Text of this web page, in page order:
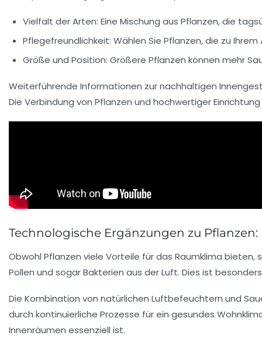
Vielfalt der Arten: Eine Mischung aus Pflanzen, die
Pflegefreundlichkeit: Wählen Sie Pflanzen, die zu
Größe und Position: Größere Pflanzen können mehr
Weiterführende Informationen zur nachhaltigen
Die Verbindung von Pflanzen und hochwertiger
Technologische Ergänzungen zu
Obwohl Pflanzen viele Vorteile für das Raumklima
Pollen und sogar Bakterien aus der Luft. Dies ist
Die Kombination von natürlichen Luftbefeuchtern und
durch kontinuierliche Prozesse für ein gesundes
Innenräumen essenziell ist.